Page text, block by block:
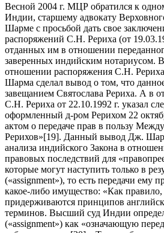
Весной 2004 г. МЦР обратился к
Индии, старшему адвокату
Шарме с просьбой дать свое
распоряжений С.Н. Рериха (от
отданных им в отношении
заверенных индийским нотариусом.
отношении распоряжения С.Н.
Шарма сделал вывод о том, что
завещанием Святослава Рериха. А в
С.Н. Рериха от 22.10.1992 г. указал
оформленный д-ром Рерихом 22
актом о передаче прав в пользу
Рерихов»[19]. Данный вывод Дж.
анализа индийского Закона в
правовых последствий для
которые могут наступить только в
(«assignment»), то есть передачи ему
какое-либо имущество: «Как
придерживаются принципов
терминов. Высший суд Индии
(«assignment») как «означающую